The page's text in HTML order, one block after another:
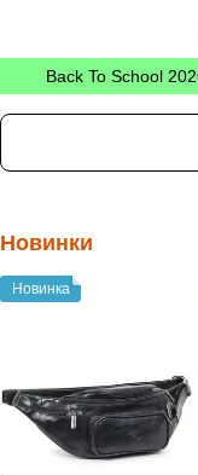
Back To School
Новинки
Новинка